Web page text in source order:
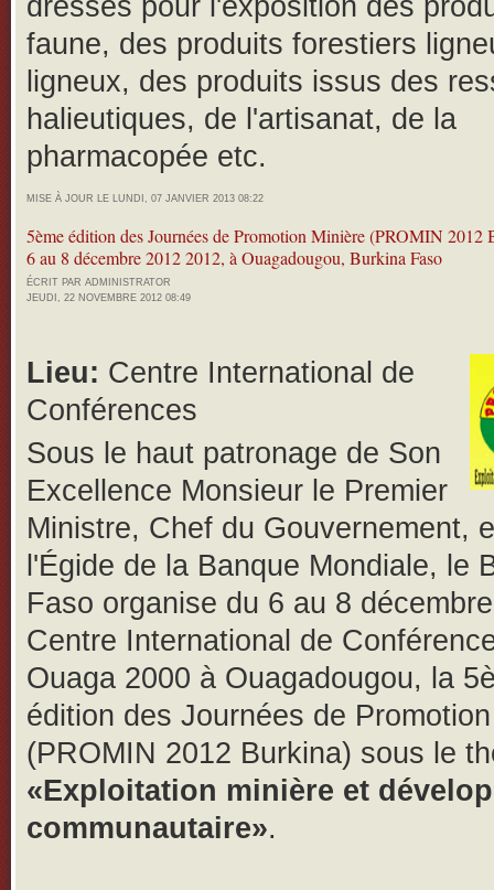
dressés pour l'exposition des
faune, des produits forestiers
ligneux, des produits issus des
halieutiques, de l'artisanat, de la
pharmacopée etc.
MISE À JOUR LE LUNDI, 07 JANVIER 2013 08:22
5ème édition des Journées de Promotion Minière (PROMIN 2012
6 au 8 décembre 2012 2012, à Ouagadougou, Burkina Faso
ÉCRIT PAR ADMINISTRATOR
JEUDI, 22 NOVEMBRE 2012 08:49
Lieu: Centre International de
Conférences
Sous le haut patronage de Son
Excellence Monsieur le Premier
Ministre, Chef du Gouvernement,
l'Égide de la Banque Mondiale, le
Faso organise du 6 au 8
Centre International de
Ouaga 2000 à Ouagadougou, la
édition des Journées de
(PROMIN 2012 Burkina) sous le
«Exploitation minière et
communautaire».